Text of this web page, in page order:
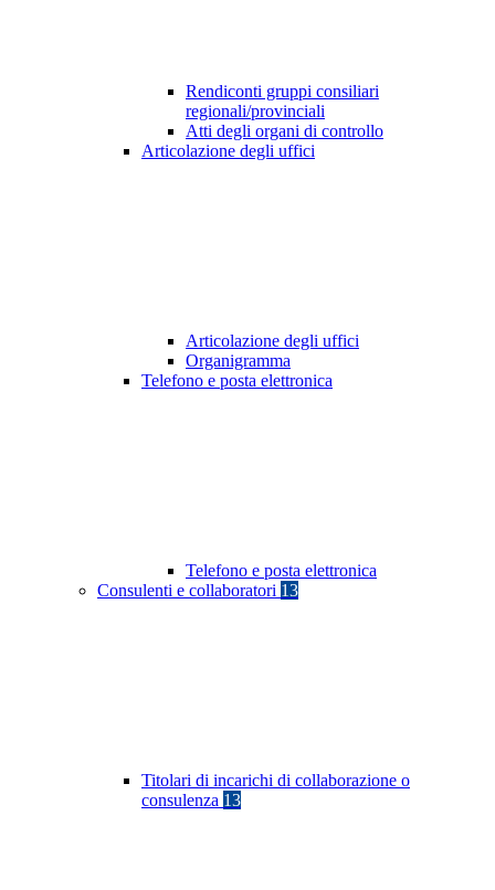
Rendiconti gruppi consiliari
regionali/provinciali
Atti degli organi di controllo
Articolazione degli uffici
Articolazione degli uffici
Organigramma
Telefono e posta elettronica
Telefono e posta elettronica
Consulenti e collaboratori 13
Titolari di incarichi di collaborazione o
consulenza 13